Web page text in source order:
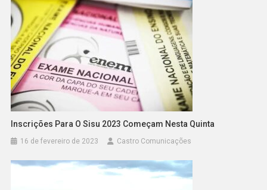
Inscrições Para O Sisu 2023 Começam Nesta Quinta
16 de fevereiro de 2023 Castro Comunicações